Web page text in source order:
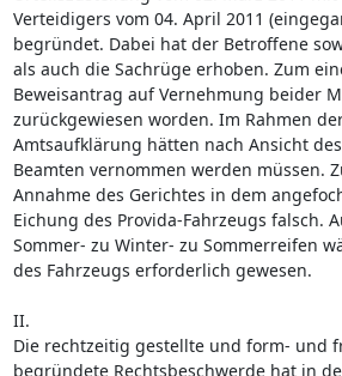
Verteidigers vom 04. April 2011
begründet. Dabei hat der Betroffene
als auch die Sachrüge erhoben. Zum
Beweisantrag auf Vernehmung beider
zurückgewiesen worden. Im Rahmen
Amtsaufklärung hätten nach Ansicht
Beamten vernommen werden müssen.
Annahme des Gerichtes in dem
Eichung des Provida-Fahrzeugs falsch.
Sommer- zu Winter- zu Sommerreifen
des Fahrzeugs erforderlich gewesen.
II.
Die rechtzeitig gestellte und form- und
begründete Rechtsbeschwerde hat in